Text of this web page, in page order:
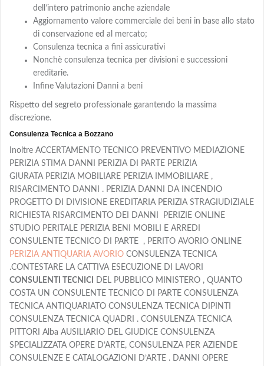
dell’intero patrimonio anche aziendale
Aggiornamento valore commerciale dei beni in base allo stato
di conservazione ed al mercato;
Consulenza tecnica a fini assicurativi
Nonchè consulenza tecnica per divisioni e successioni
ereditarie.
Infine Valutazioni Danni a beni
Rispetto del segreto professionale garantendo la massima
discrezione.
Consulenza Tecnica a Bozzano
Inoltre ACCERTAMENTO TECNICO PREVENTIVO MEDIAZIONE
PERIZIA STIMA DANNI PERIZIA DI PARTE PERIZIA
GIURATA PERIZIA MOBILIARE PERIZIA IMMOBILIARE ,
RISARCIMENTO DANNI . PERIZIA DANNI DA INCENDIO
PROGETTO DI DIVISIONE EREDITARIA PERIZIA STRAGIUDIZIALE
RICHIESTA RISARCIMENTO DEI DANNI PERIZIE ONLINE
STUDIO PERITALE PERIZIA BENI MOBILI E ARREDI
CONSULENTE TECNICO DI PARTE , PERITO AVORIO ONLINE
PERIZIA ANTIQUARIA AVORIO CONSULENZA TECNICA
.CONTESTARE LA CATTIVA ESECUZIONE DI LAVORI
CONSULENTI TECNICI
DEL PUBBLICO MINISTERO , QUANTO
COSTA UN CONSULENTE TECNICO DI PARTE CONSULENZA
TECNICA ANTIQUARIATO CONSULENZA TECNICA DIPINTI
CONSULENZA TECNICA QUADRI . CONSULENZA TECNICA
PITTORI Alba AUSILIARIO DEL GIUDICE CONSULENZA
SPECIALIZZATA OPERE D’ARTE, CONSULENZA PER AZIENDE
CONSULENZE E CATALOGAZIONI D’ARTE . DANNI OPERE